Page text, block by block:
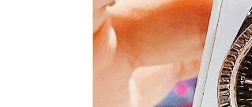
Guess
Hanboro
Madocy
Margaret
Michael